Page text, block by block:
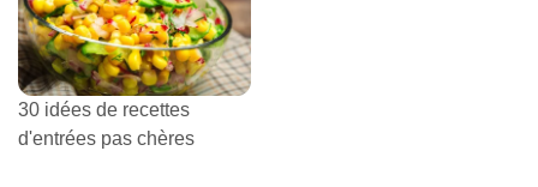
30 idées de recettes
d'entrées pas chères